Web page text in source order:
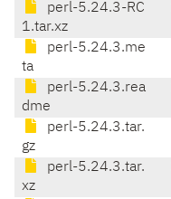
perl-5.24.3-RC
1.tar.xz
perl-5.24.3.me
ta
perl-5.24.3.rea
dme
perl-5.24.3.tar.
gz
perl-5.24.3.tar.
xz